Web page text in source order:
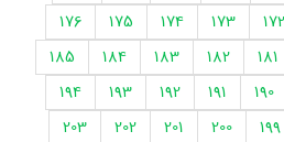
172
173
174
175
176
181
182
183
184
185
190
191
192
193
194
199
200
201
202
203